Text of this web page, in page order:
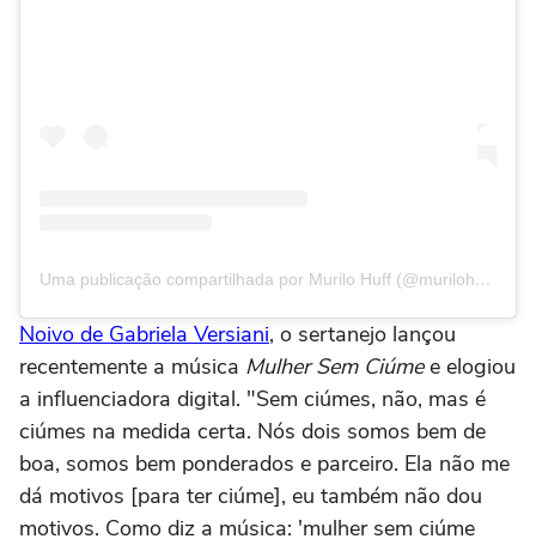
Uma publicação compartilhada por Murilo Huff (@murilohuff)
Noivo de Gabriela Versiani, o sertanejo lançou
recentemente a música Mulher Sem Ciúmee elogiou
a influenciadora digital. "Sem ciúmes, não, mas é
ciúmes na medida certa. Nós dois somos bem de
boa, somos bem ponderados e parceiro. Ela não me
dá motivos [para ter ciúme], eu também não dou
motivos. Como diz a música: 'mulher sem ciúme